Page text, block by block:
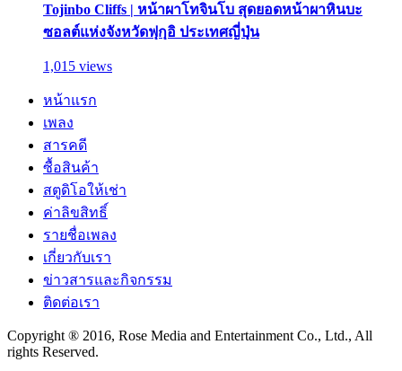
Tojinbo Cliffs | หน้าผาโทจินโบ สุดยอดหน้าผาหินบะ
ซอลต์แห่งจังหวัดฟุกุอิ ประเทศญี่ปุ่น
1,015 views
หน้าแรก
เพลง
สารคดี
ซื้อสินค้า
สตูดิโอให้เช่า
ค่าลิขสิทธิ์
รายชื่อเพลง
เกี่ยวกับเรา
ข่าวสารและกิจกรรม
ติดต่อเรา
Copyright ® 2016, Rose Media and Entertainment Co., Ltd., All
rights Reserved.